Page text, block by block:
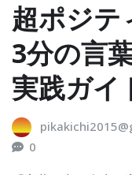
超ポジテ
3分の言
実践ガイ
0